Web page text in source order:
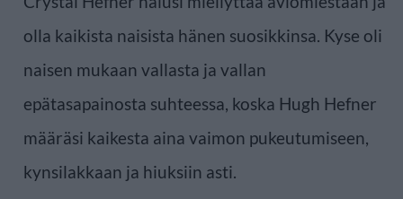
olla kaikista naisista hänen suosikkinsa. Kyse oli
naisen mukaan vallasta ja vallan
epätasapainosta suhteessa, koska Hugh Hefner
määräsi kaikesta aina vaimon pukeutumiseen,
kynsilakkaan ja hiuksiin asti.